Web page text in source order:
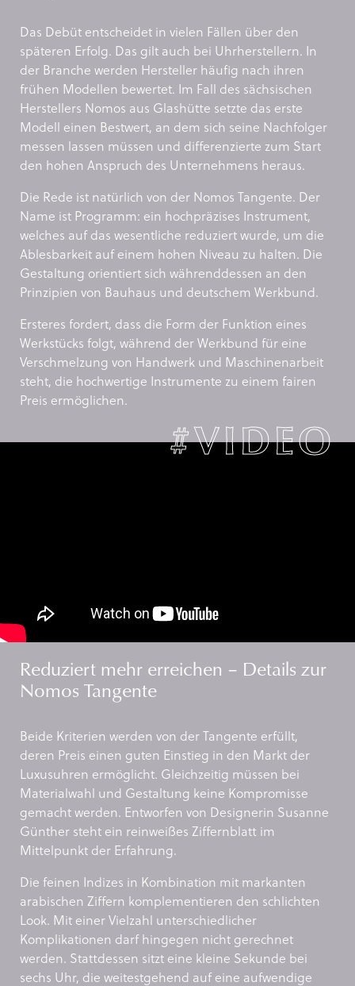
Das Debüt entscheidet in vielen Fällen über den
späteren Erfolg. Das gilt auch bei Uhrherstellern. In
der Branche werden Hersteller häufig nach ihren
frühen Modellen bewertet. Im Fall des sächsischen
Herstellers Nomos aus Glashütte setzte das erste
Modell einen Bestwert, an dem sich seine Nachfolger
messen lassen müssen und differenzierte zum Start
den hohen Anspruch des Unternehmens heraus.
Die Rede ist natürlich von der Nomos Tangente. Der
Name ist Programm: ein hochpräzises Instrument,
welches auf das wesentliche reduziert wurde, um die
Ablesbarkeit auf einem hohen Niveau zu halten. Die
Gestaltung orientiert sich währenddessen an den
Prinzipien von Bauhaus und deutschem Werkbund.
Ersteres fordert, dass die Form der Funktion eines
Werkstücks folgt, während der Werkbund für eine
Verschmelzung von Handwerk und Maschinenarbeit
steht, die hochwertige Instrumente zu einem fairen
Preis ermöglichen.
#VIDEO
Reduziert mehr erreichen – Details zur
Nomos Tangente
Beide Kriterien werden von der Tangente erfüllt,
deren Preis einen guten Einstieg in den Markt der
Luxusuhren ermöglicht. Gleichzeitig müssen bei
Materialwahl und Gestaltung keine Kompromisse
gemacht werden. Entworfen von Designerin Susanne
Günther steht ein reinweißes Ziffernblatt im
Mittelpunkt der Erfahrung.
Die feinen Indizes in Kombination mit markanten
arabischen Ziffern komplementieren den schlichten
Look. Mit einer Vielzahl unterschiedlicher
Komplikationen darf hingegen nicht gerechnet
werden. Stattdessen sitzt eine kleine Sekunde bei
sechs Uhr, die weitestgehend auf eine aufwendige